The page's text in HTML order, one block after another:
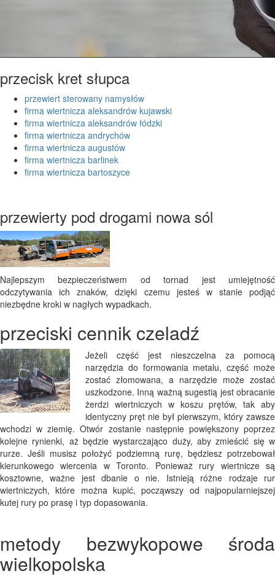
przecisk kret słupca
przewiert sterowany namysłów
firma wiertnicza aleksandrów kujawski
firma wiertnicza aleksandrów łódzki
firma wiertnicza andrychów
firma wiertnicza augustów
firma wiertnicza barlinek
firma wiertnicza bartoszyce
przewierty pod drogami nowa sól
Najlepszym bezpieczeństwem od tornad jest umiejętność
odczytywania ich znaków, dzięki czemu jesteś w stanie podjąć
niezbędne kroki w nagłych wypadkach.
przeciski cennik czeladź
Jeżeli część jest nieszczelna za pomocą
narzędzia do formowania metalu, część może
zostać złomowana, a narzędzie może zostać
uszkodzone. Inną ważną sugestią jest obracanie
żerdzi wiertniczych w koszu prętów, tak aby
identyczny pręt nie był pierwszym, który zawsze
wchodzi w ziemię. Otwór zostanie następnie powiększony poprzez
kolejne rynienki, aż będzie wystarczająco duży, aby zmieścić się w
rurze. Jeśli musisz położyć podziemną rurę, będziesz potrzebował
kierunkowego wiercenia w Toronto. Ponieważ rury wiertnicze są
kosztowne, ważne jest dbanie o nie. Istnieją różne rodzaje rur
wiertniczych, które można kupić, począwszy od najpopularniejszej
kutej rury po prasę i typ dopasowania.
metody bezwykopowe środa
wielkopolska